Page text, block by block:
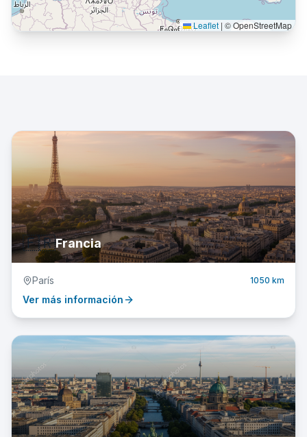
Leaflet | © OpenStreetMap
🇫🇷Francia
París 1050 km
Ver más información